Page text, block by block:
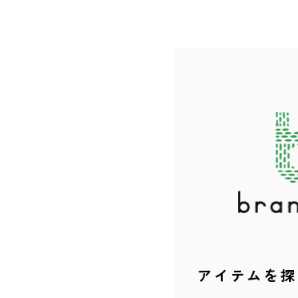
アイテムを